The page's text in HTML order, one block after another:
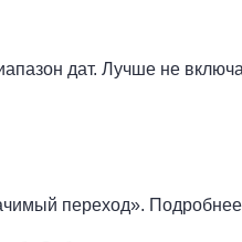
дат. Лучше не
переход». Подробнее